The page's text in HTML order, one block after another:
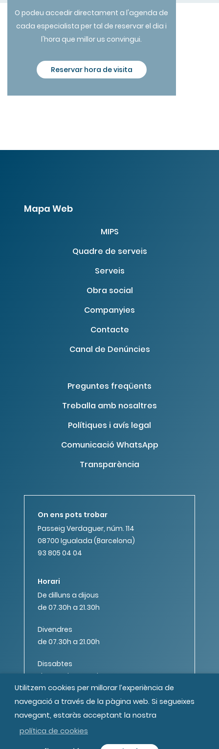
O podeu accedir directament a l'agenda de
cada especialista per tal de reservar el dia i
l'hora que millor us convingui.
Reservar hora de visita
Mapa Web
MIPS
Quadre de serveis
Serveis
Obra social
Companyies
Contacte
Canal de Denúncies
Preguntes freqüents
Treballa amb nosaltres
Polítiques i avís legal
Comunicació WhatsApp
Transparència
© MIPS Fundació Privada, 2019
On ens pots trobar
Passeig Verdaguer, núm. 114
08700 Igualada (Barcelona)
93 805 04 04
Horari
De dilluns a dijous
de 07.30h a 21.30h
Divendres
de 07.30h a 21.00h
Dissabtes
de 08.00h a 14.00h
Utilitzem cookies per millorar l’experiència de
navegació a través de la pàgina web. Si segueixes
navegant, estaràs acceptant la nostra
política de cookies